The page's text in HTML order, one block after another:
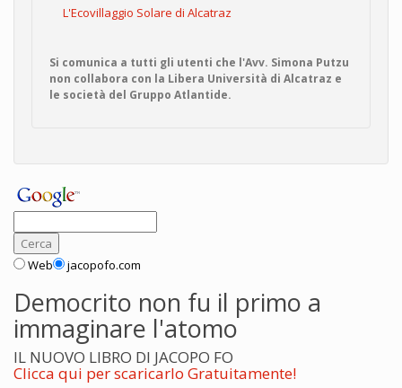
L'Ecovillaggio Solare di Alcatraz
Si comunica a tutti gli utenti che l'Avv. Simona Putzu
non collabora con la Libera Università di Alcatraz e
le società del Gruppo Atlantide.
Web jacopofo.com
Democrito non fu il primo a
immaginare l'atomo
IL NUOVO LIBRO DI JACOPO FO
Clicca qui per scaricarlo Gratuitamente!